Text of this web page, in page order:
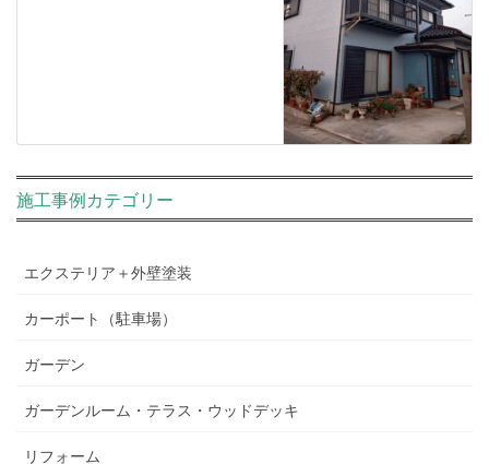
施工事例カテゴリー
エクステリア＋外壁塗装
カーポート（駐車場）
ガーデン
ガーデンルーム・テラス・ウッドデッキ
リフォーム